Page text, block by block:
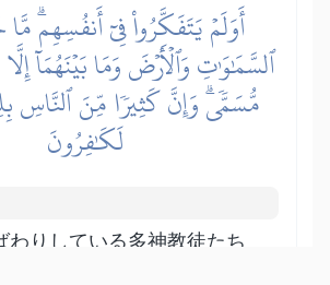
أَوَلَمۡ يَتَفَكَّرُواْ فِيٓ أَنفُسِهِمۗ
ٱلسَّمَٰوَٰتِ وَٱلۡأَرۡضَ وَمَا بَيۡنَهُمَآ
مُّسَمّٗىۗ وَإِنَّ كَثِيرٗا مِّنَ ٱلنَّاسِ
لَكَٰفِرُونَ
わりしている多神教徒たち